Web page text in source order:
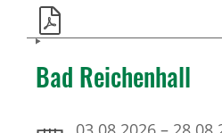
Bad Reichenhall